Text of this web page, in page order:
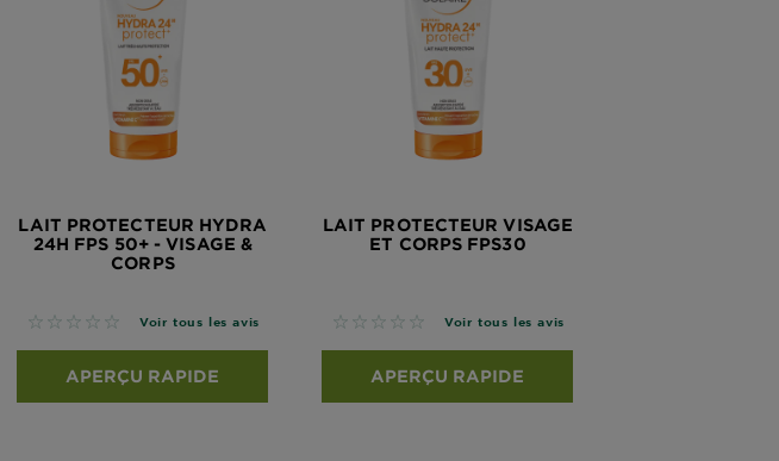
LAIT PROTECTEUR HYDRA
24H FPS 50+ - VISAGE &
CORPS
No reviews Voir tous les avis
APERÇU RAPIDE
LAIT PROTECTEUR VISAGE
ET CORPS FPS30
No reviews Voir tous les avis
APERÇU RAPIDE